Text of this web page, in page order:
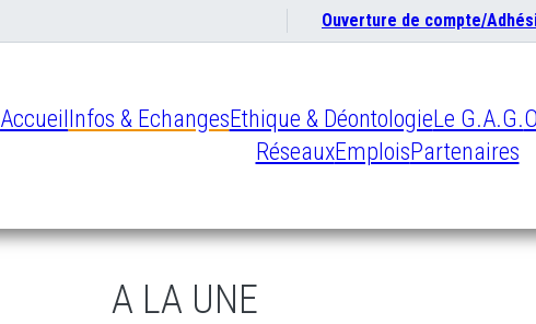
Ouverture de compte/
AccueilInfos & EchangesEthique & DéontologieLe G.A.G.
RéseauxEmploisPartenaires
A LA UNE